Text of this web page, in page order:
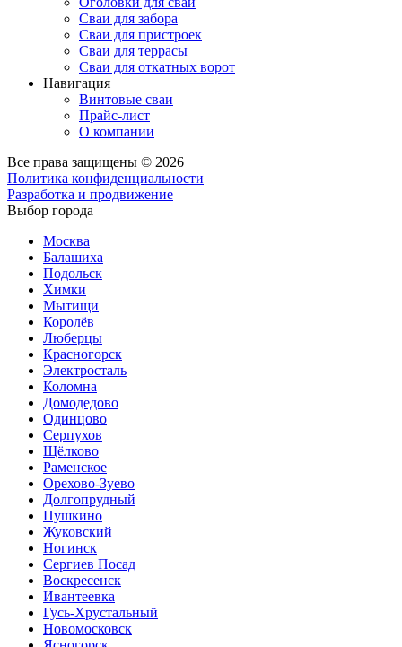
Сваи для забора
Сваи для пристроек
Сваи для террасы
Сваи для откатных ворот
Навигация
Винтовые сваи
Прайс-лист
О компании
Все права защищены © 2026
Политика конфиденциальности
Разработка и продвижение
Выбор города
Москва
Балашиха
Подольск
Химки
Мытищи
Королёв
Люберцы
Красногорск
Электросталь
Коломна
Домодедово
Одинцово
Серпухов
Щёлково
Раменское
Орехово-Зуево
Долгопрудный
Пушкино
Жуковский
Ногинск
Сергиев Посад
Воскресенск
Ивантеевка
Гусь-Хрустальный
Новомосковск